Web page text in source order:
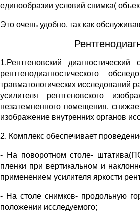
единообразии условий снимка(
Это очень удобно, так как
1.Рентгеновский
рентгенодиагностического
травматологических исследований
усилителя рентгеновского
незатемненного помещения,
изображение внутренних органов
2. Комплекс обеспечивает
- На поворотном столе-
пленки при вертикальном и
применением усилителя яркости
- На столе снимков- продольную
положении исследуемого;